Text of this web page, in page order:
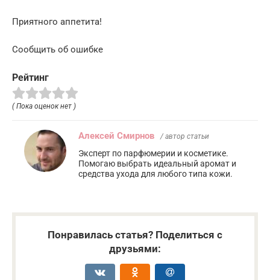
Приятного аппетита!
Сообщить об ошибке
Рейтинг
( Пока оценок нет )
Алексей Смирнов / автор статьи
Эксперт по парфюмерии и косметике.
Помогаю выбрать идеальный аромат и
средства ухода для любого типа кожи.
Понравилась статья? Поделиться с
друзьями: